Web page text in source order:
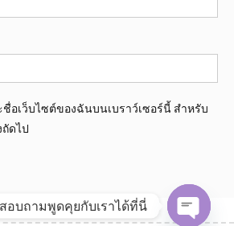
อเว็บไซต์ของฉันบนเบราว์เซอร์นี้ สำหรับ
ดไป
อบถามพูดคุยกับเราได้ที่นี่